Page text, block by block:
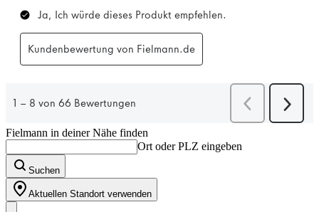
Fielmann in deiner Nähe finden
Ort oder PLZ eingeben
Suchen
Aktuellen Standort verwenden